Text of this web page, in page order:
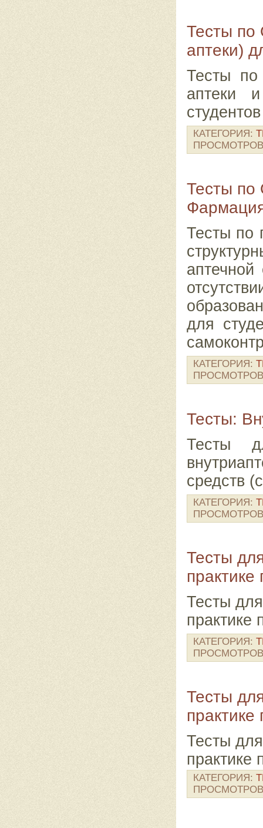
Тесты по
аптеки)
Тесты
аптеки
КАТЕГОРИЯ:
Тесты по
Тесты по
аптечной
для
КАТЕГОРИЯ:
Тесты:
Тесты
средств
КАТЕГОРИЯ:
Тесты
Тесты
практике
КАТЕГОРИЯ:
Тесты
Тесты
практике
КАТЕГОРИЯ: